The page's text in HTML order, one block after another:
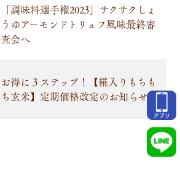
「調味料選手権2023」サクサクしょ
うゆアーモンドトリュフ風味最終審
査会へ
お得に３ステップ！【糀入りもちも
ち玄米】定期価格改定のお知らせ